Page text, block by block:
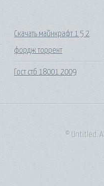
Скачать майнкрафт 1 5 2
фордж торрент
Гост стб 18001 2009
© Untitled.